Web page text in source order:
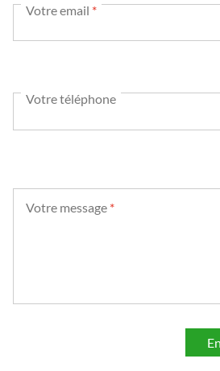
Votre email *
Votre téléphone
Votre message *